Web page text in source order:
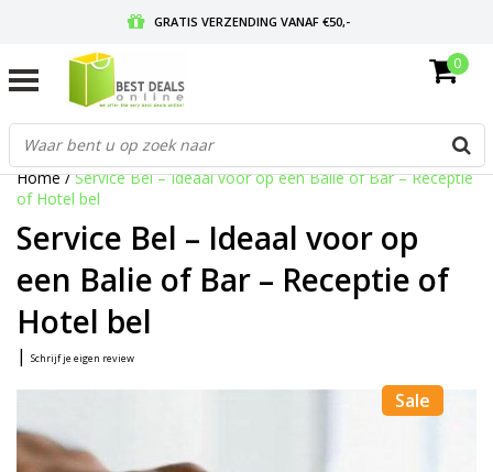
GRATIS VERZENDING VANAF €50,-
GRATIS RETOURNEREN EN 30 DAGEN BEDENKTIJD
0
Home/Service Bel – Ideaal voor op een Balie of Bar – Receptie
of Hotel bel
Service Bel – Ideaal voor op
een Balie of Bar – Receptie of
Hotel bel
| Schrijf je eigen review
Sale